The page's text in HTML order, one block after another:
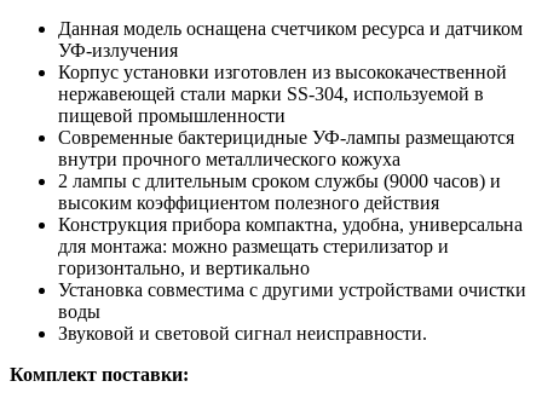
Данная модель оснащена счетчиком ресурса и датчиком
УФ-излучения
Корпус установки изготовлен из высококачественной
нержавеющей стали марки SS-304, используемой в
пищевой промышленности
Современные бактерицидные УФ-лампы размещаются
внутри прочного металлического кожуха
2 лампы с длительным сроком службы (9000 часов) и
высоким коэффициентом полезного действия
Конструкция прибора компактна, удобна, универсальна
для монтажа: можно размещать стерилизатор и
горизонтально, и вертикально
Установка совместима с другими устройствами очистки
воды
Звуковой и световой сигнал неисправности.
Комплект поставки: